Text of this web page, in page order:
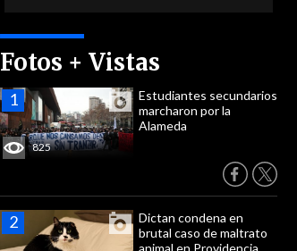
Fotos + Vistas
825
Estudiantes secundarios
marcharon por la
Alameda
Dictan condena en
brutal caso de maltrato
animal en Providencia